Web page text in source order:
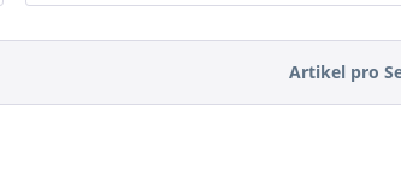
Artikel pro